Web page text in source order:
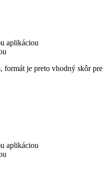
aplikáciou
je preto vhodný skôr pre
aplikáciou